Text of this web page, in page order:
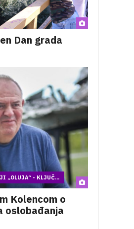
Dan grada
„OLUJA“ - KLJUČ...
Kolencom o
oslobađanja